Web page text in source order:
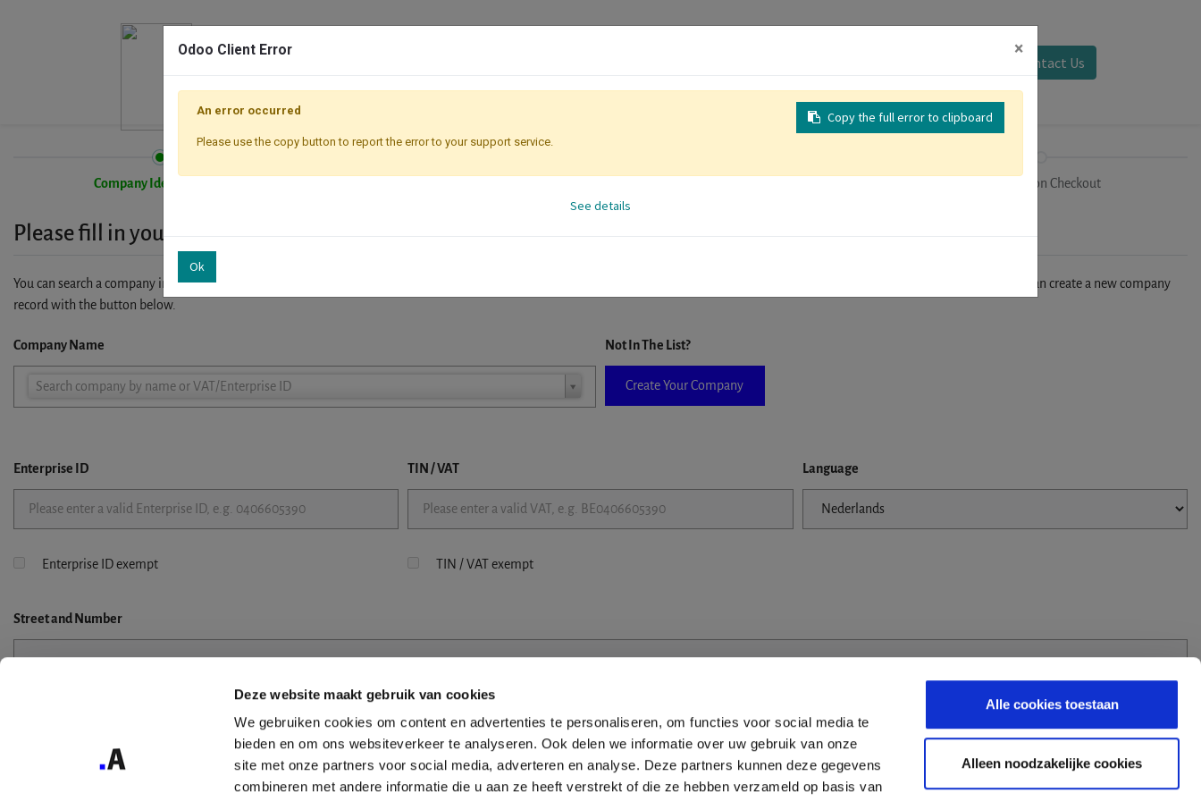
Deze website maakt gebruik van cookies
We gebruiken cookies om content en advertenties te personaliseren, om functies voor social media te
bieden en om ons websiteverkeer te analyseren. Ook delen we informatie over uw gebruik van onze
site met onze partners voor social media, adverteren en analyse. Deze partners kunnen deze gegevens
combineren met andere informatie die u aan ze heeft verstrekt of die ze hebben verzameld op basis van
Alle cookies toestaan
Alleen noodzakelijke cookies
Contact Us
Company Identification Registration Checkout
Please fill in your company details
You can search a company in our database by name, VAT or enterprise ID. When a company is selected it will auto-complete the form. If you don't find your company in our database, you can create a new company
record with the button below.
Company Name
Search company by name or VAT/Enterprise ID
Company
Not In The List?
Create Your Company
Enterprise ID TIN / VAT Language
Enterprise ID exempt TIN / VAT exempt
Streetand Number
Odoo Client Error ×
Copy the full error to clipboard
An error occurred
Please use the copy button to report the error to your support service.
See details
Ok